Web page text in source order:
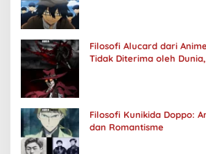
Filosofi Alucard dari
Tidak Diterima oleh
Filosofi Kunikida Doppo:
dan Romantisme